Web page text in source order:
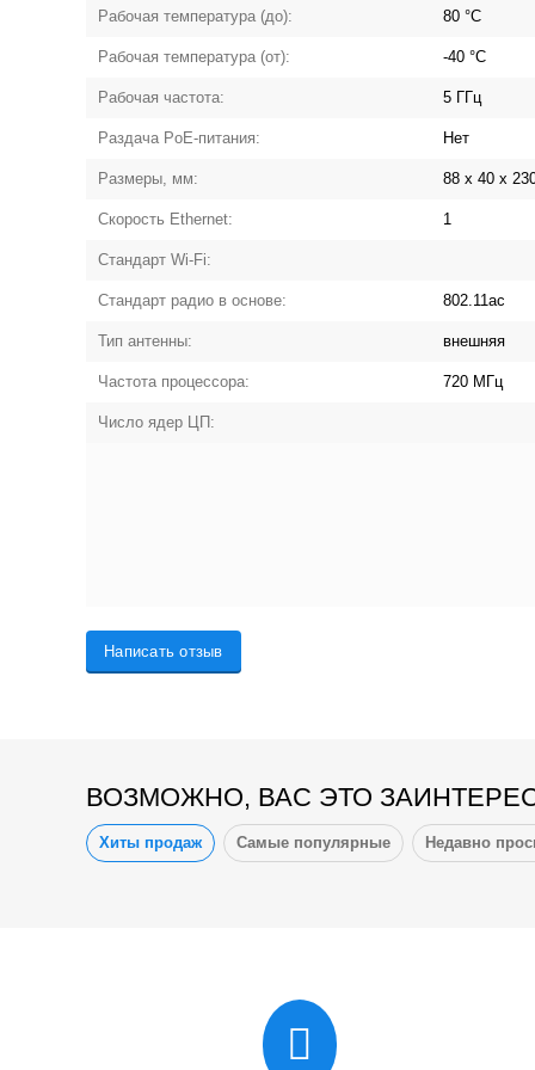
Рабочая температура (до): 80 °C
Рабочая температура (от): -40 °C
Рабочая частота: 5 ГГц
Раздача PoE-питания: Нет
Размеры, мм: 88 x 40 x
Скорость Ethernet: 1
Стандарт Wi-Fi:
Стандарт радио в основе: 802.11ac
Тип антенны: внешняя
Частота процессора: 720 МГц
Число ядер ЦП:
Написать отзыв
ВОЗМОЖНО, ВАС ЭТО
Хиты продаж Самые популярные Недавно